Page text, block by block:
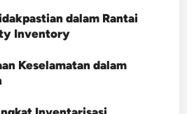
dalam Rantai
Inventory
Keselamatan dalam